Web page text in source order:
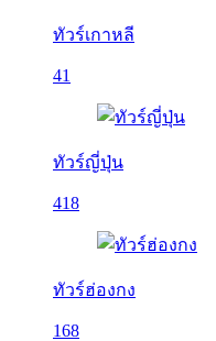
ทัวร์เกาหลี
41
ทัวร์ญี่ปุ่น
418
ทัวร์ฮ่องกง
168